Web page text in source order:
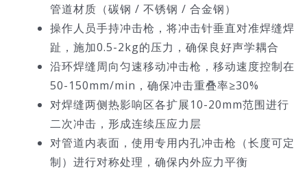
管道材质（碳钢 / 不锈钢 / 合金钢）
操作人员手持冲击枪，将冲击针垂直对准焊缝焊
趾，施加0.5-2kg的压力，确保良好声学耦合
沿环焊缝周向匀速移动冲击枪，移动速度控制在
50-150mm/min，确保冲击重叠率≥30%
对焊缝两侧热影响区各扩展10-20mm范围进行
二次冲击，形成连续压应力层
对管道内表面，使用专用内孔冲击枪（长度可定
制）进行对称处理，确保内外应力平衡